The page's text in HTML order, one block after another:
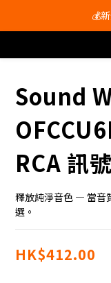
會員
💰
會員
Sound
RCA 訊
釋放純淨音色 — 當音
選。
HK$412.00